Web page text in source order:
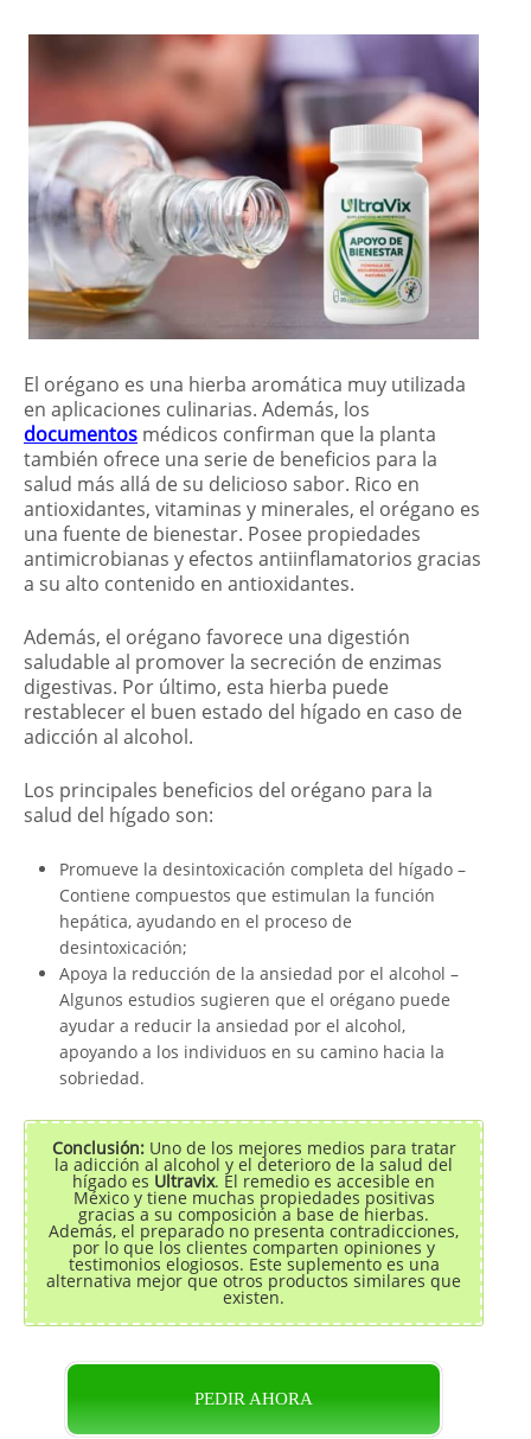
El orégano es una hierba aromática muy utilizada
en aplicaciones culinarias. Además, los
documentos médicos confirman que la planta
también ofrece una serie de beneficios para la
salud más allá de su delicioso sabor. Rico en
antioxidantes, vitaminas y minerales, el orégano es
una fuente de bienestar. Posee propiedades
antimicrobianas y efectos antiinflamatorios gracias
a su alto contenido en antioxidantes.
Además, el orégano favorece una digestión
saludable al promover la secreción de enzimas
digestivas. Por último, esta hierba puede
restablecer el buen estado del hígado en caso de
adicción al alcohol.
Los principales beneficios del orégano para la
salud del hígado son:
Promueve la desintoxicación completa del hígado –
Contiene compuestos que estimulan la función
hepática, ayudando en el proceso de
desintoxicación;
Apoya la reducción de la ansiedad por el alcohol –
Algunos estudios sugieren que el orégano puede
ayudar a reducir la ansiedad por el alcohol,
apoyando a los individuos en su camino hacia la
sobriedad.
Conclusión:Uno de los mejores medios para tratar
la adicción al alcohol y el deterioro de la salud del
hígado es Ultravix. El remedio es accesible en
México y tiene muchas propiedades positivas
gracias a su composición a base de hierbas.
Además, el preparado no presenta contradicciones,
por lo que los clientes comparten opiniones y
testimonios elogiosos. Este suplemento es una
alternativa mejor que otros productos similares que
existen.
PEDIR AHORA